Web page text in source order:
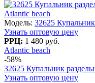
Atlantic beach
Модель: 32625
Узнать оптовую цену
РРЦ: 1 480 руб.
Atlantic beach
-58%
32625 Купальник
Узнать оптовую цену